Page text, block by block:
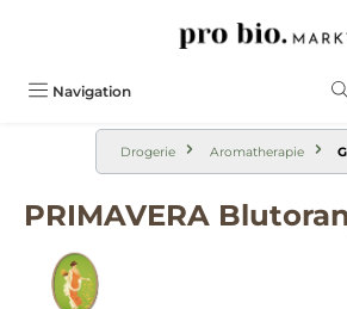
Navigation
Drogerie Aromatherapie
PRIMAVERA